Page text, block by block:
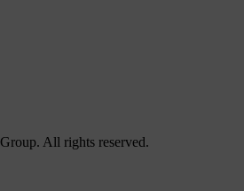
All rights reserved.